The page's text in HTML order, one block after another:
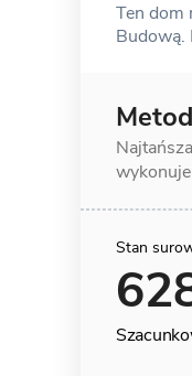
Ten dom
Budową.
Stan